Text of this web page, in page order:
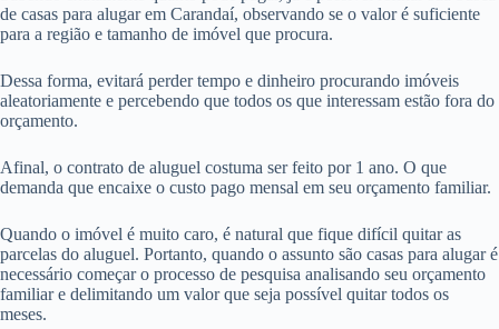
de casas para alugar em Carandaí, observando se o valor é suficiente
para a região e tamanho de imóvel que procura.
Dessa forma, evitará perder tempo e dinheiro procurando imóveis
aleatoriamente e percebendo que todos os que interessam estão fora do
orçamento.
Afinal, o contrato de aluguel costuma ser feito por 1 ano. O que
demanda que encaixe o custo pago mensal em seu orçamento familiar.
Quando o imóvel é muito caro, é natural que fique difícil quitar as
parcelas do aluguel. Portanto, quando o assunto são casas para alugar é
necessário começar o processo de pesquisa analisando seu orçamento
familiar e delimitando um valor que seja possível quitar todos os
meses.